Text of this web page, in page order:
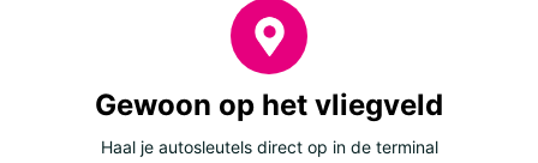
Gewoon op het vliegveld
Haal je autosleutels direct op in de terminal